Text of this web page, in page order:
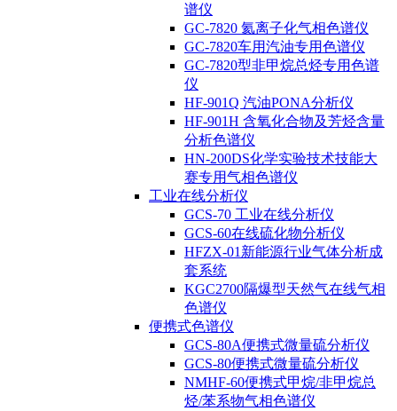
谱仪
GC-7820 氦离子化气相色谱仪
GC-7820车用汽油专用色谱仪
GC-7820型非甲烷总烃专用色谱
仪
HF-901Q 汽油PONA分析仪
HF-901H 含氧化合物及芳烃含量
分析色谱仪
HN-200DS化学实验技术技能大
赛专用气相色谱仪
工业在线分析仪
GCS-70 工业在线分析仪
GCS-60在线硫化物分析仪
HFZX-01新能源行业气体分析成
套系统
KGC2700隔爆型天然气在线气相
色谱仪
便携式色谱仪
GCS-80A便携式微量硫分析仪
GCS-80便携式微量硫分析仪
NMHF-60便携式甲烷/非甲烷总
烃/苯系物气相色谱仪